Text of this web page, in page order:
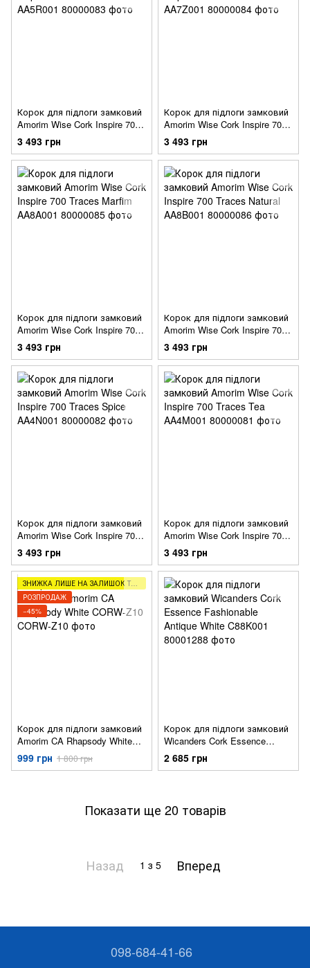
Корок для підлоги замковий
Amorim Wise Cork Inspire 700
Traces Chestnut AA5R001
3 493 грн
Корок для підлоги замковий
Amorim Wise Cork Inspire 700
Traces Jasmim AA7Z001
3 493 грн
Корок для підлоги замковий
Amorim Wise Cork Inspire 700
Traces Marfim AA8A001
3 493 грн
Корок для підлоги замковий
Amorim Wise Cork Inspire 700
Traces Natural AA8B001
3 493 грн
Корок для підлоги замковий
Amorim Wise Cork Inspire 700
Traces Spice AA4N001
3 493 грн
Корок для підлоги замковий
Amorim Wise Cork Inspire 700
Traces Tea AA4M001
3 493 грн
ЗНИЖКА ЛИШЕ НА ЗАЛИШОК ТОВАРУ (2,5,8М)
РОЗПРОДАЖ
−45%
Корок для підлоги замковий
Amorim CA Rhapsody White
CORW-Z10
999 грн 1 800 грн
Корок для підлоги замковий
Wicanders Cork Essence
Fashionable Antique White
C88K001
2 685 грн
Показати ще 20 товарів
Назад 1 з 5 Вперед
098-684-41-66